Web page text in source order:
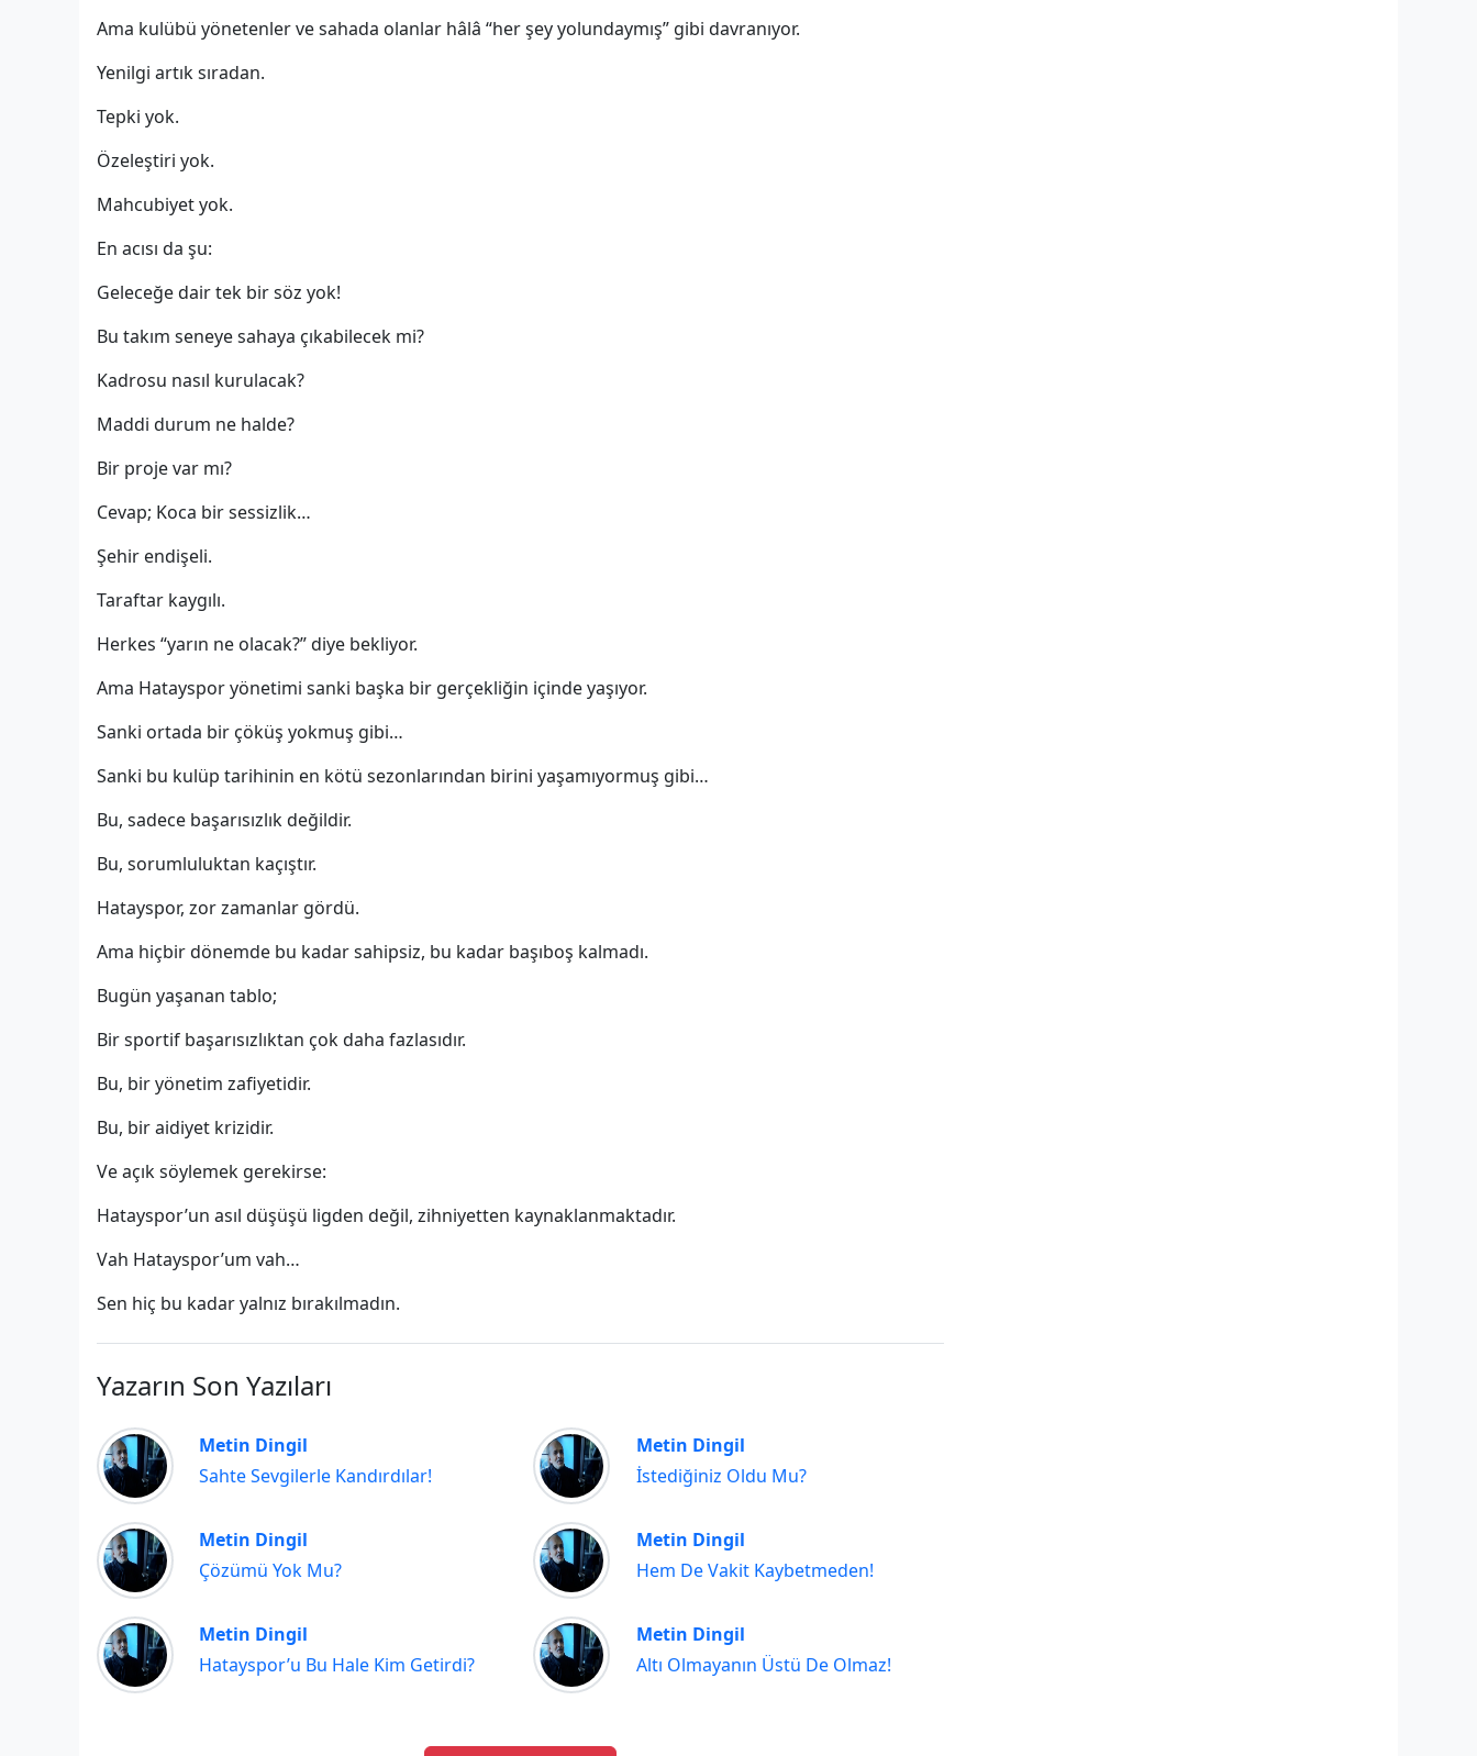
Ama kulübü yönetenler ve sahada olanlar hâlâ “her şey yolundaymış” gibi davranıyor.
Yenilgi artık sıradan.
Tepki yok.
Özeleştiri yok.
Mahcubiyet yok.
En acısı da şu:
Geleceğe dair tek bir söz yok!
Bu takım seneye sahaya çıkabilecek mi?
Kadrosu nasıl kurulacak?
Maddi durum ne halde?
Bir proje var mı?
Cevap; Koca bir sessizlik…
Şehir endişeli.
Taraftar kaygılı.
Herkes “yarın ne olacak?” diye bekliyor.
Ama Hatayspor yönetimi sanki başka bir gerçekliğin içinde yaşıyor.
Sanki ortada bir çöküş yokmuş gibi…
Sanki bu kulüp tarihinin en kötü sezonlarından birini yaşamıyormuş gibi…
Bu, sadece başarısızlık değildir.
Bu, sorumluluktan kaçıştır.
Hatayspor, zor zamanlar gördü.
Ama hiçbir dönemde bu kadar sahipsiz, bu kadar başıboş kalmadı.
Bugün yaşanan tablo;
Bir sportif başarısızlıktan çok daha fazlasıdır.
Bu, bir yönetim zafiyetidir.
Bu, bir aidiyet krizidir.
Ve açık söylemek gerekirse:
Hatayspor’un asıl düşüşü ligden değil, zihniyetten kaynaklanmaktadır.
Vah Hatayspor’um vah…
Sen hiç bu kadar yalnız bırakılmadın.
Yazarın Son Yazıları
Metin Dingil
Sahte Sevgilerle Kandırdılar!
Metin Dingil
İstediğiniz Oldu Mu?
Metin Dingil
Çözümü Yok Mu?
Metin Dingil
Hem De Vakit Kaybetmeden!
Metin Dingil
Hatayspor’u Bu Hale Kim Getirdi?
Metin Dingil
Altı Olmayanın Üstü De Olmaz!